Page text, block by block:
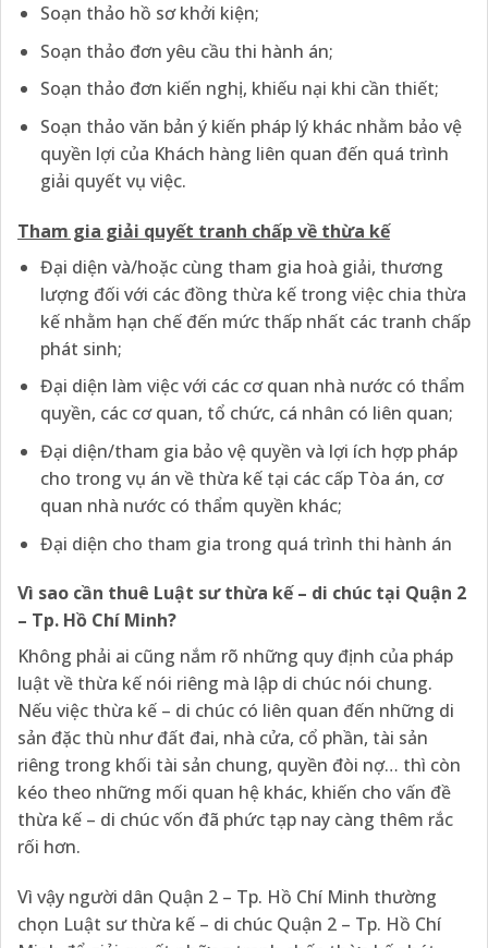
Soạn thảo hồ sơ khởi kiện;
Soạn thảo đơn yêu cầu thi hành án;
Soạn thảo đơn kiến nghị, khiếu nại khi cần thiết;
Soạn thảo văn bản ý kiến pháp lý khác nhằm bảo vệ
quyền lợi của Khách hàng liên quan đến quá trình
giải quyết vụ việc.
Tham gia giải quyết tranh chấp về thừa kế
Đại diện và/hoặc cùng tham gia hoà giải, thương
lượng đối với các đồng thừa kế trong việc chia thừa
kế nhằm hạn chế đến mức thấp nhất các tranh chấp
phát sinh;
Đại diện làm việc với các cơ quan nhà nước có thẩm
quyền, các cơ quan, tổ chức, cá nhân có liên quan;
Đại diện/tham gia bảo vệ quyền và lợi ích hợp pháp
cho trong vụ án về thừa kế tại các cấp Tòa án, cơ
quan nhà nước có thẩm quyền khác;
Đại diện cho tham gia trong quá trình thi hành án
Vì sao cần thuê Luật sư thừa kế – di chúc tại Quận 2
– Tp. Hồ Chí Minh?
Không phải ai cũng nắm rõ những quy định của pháp
luật về thừa kế nói riêng mà lập di chúc nói chung.
Nếu việc thừa kế – di chúc có liên quan đến những di
sản đặc thù như đất đai, nhà cửa, cổ phần, tài sản
riêng trong khối tài sản chung, quyền đòi nợ… thì còn
kéo theo những mối quan hệ khác, khiến cho vấn đề
thừa kế – di chúc vốn đã phức tạp nay càng thêm rắc
rối hơn.
Vì vậy người dân Quận 2 – Tp. Hồ Chí Minh thường
chọn Luật sư thừa kế – di chúc Quận 2 – Tp. Hồ Chí